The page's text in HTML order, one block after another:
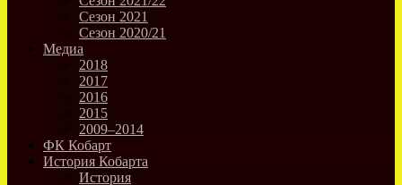
Сезон 2021
Сезон 2020/21
Медиа
2018
2017
2016
2015
2009–2014
ФК Кобарт
История Кобарта
История